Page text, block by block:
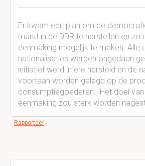
Er kwam een plan om de
markt in de DDR te herstellen en zo
eenmaking mogelijk te maken. Alle
nationalisaties werden ongedaan
initiatief werd in ere hersteld en de
voortaan worden gelegd op de
consumptiegoederen. Het doel van
eenmaking zou sterk worden
Rapporteer